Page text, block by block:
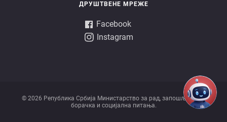
ДРУШТВЕНЕ МРЕЖЕ
Facebook
Instagram
© 2026 Републикa Србијa Министарство за рад, запошљавање,
борачка и социјална питања.